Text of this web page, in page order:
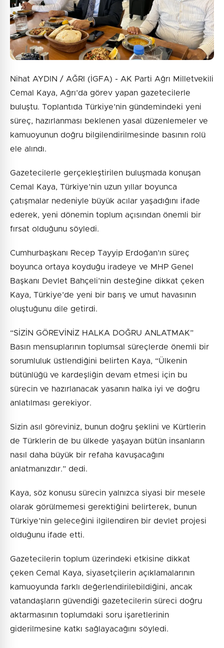
Nihat AYDIN / AĞRI (İGFA) - AK Parti Ağrı Milletvekili
Cemal Kaya, Ağrı’da görev yapan gazetecilerle
buluştu. Toplantıda Türkiye’nin gündemindeki yeni
süreç, hazırlanması beklenen yasal düzenlemeler ve
kamuoyunun doğru bilgilendirilmesinde basının rolü
ele alındı.
Gazetecilerle gerçekleştirilen buluşmada konuşan
Cemal Kaya, Türkiye’nin uzun yıllar boyunca
çatışmalar nedeniyle büyük acılar yaşadığını ifade
ederek, yeni dönemin toplum açısından önemli bir
fırsat olduğunu söyledi.
Cumhurbaşkanı Recep Tayyip Erdoğan’ın süreç
boyunca ortaya koyduğu iradeye ve MHP Genel
Başkanı Devlet Bahçeli’nin desteğine dikkat çeken
Kaya, Türkiye’de yeni bir barış ve umut havasının
oluştuğunu dile getirdi.
“SİZİN GÖREVİNİZ HALKA DOĞRU ANLATMAK”
Basın mensuplarının toplumsal süreçlerde önemli bir
sorumluluk üstlendiğini belirten Kaya, “Ülkenin
bütünlüğü ve kardeşliğin devam etmesi için bu
sürecin ve hazırlanacak yasanın halka iyi ve doğru
anlatılması gerekiyor.
Sizin asıl göreviniz, bunun doğru şeklini ve Kürtlerin
de Türklerin de bu ülkede yaşayan bütün insanların
nasıl daha büyük bir refaha kavuşacağını
anlatmanızdır.” dedi.
Kaya, söz konusu sürecin yalnızca siyasi bir mesele
olarak görülmemesi gerektiğini belirterek, bunun
Türkiye’nin geleceğini ilgilendiren bir devlet projesi
olduğunu ifade etti.
Gazetecilerin toplum üzerindeki etkisine dikkat
çeken Cemal Kaya, siyasetçilerin açıklamalarının
kamuoyunda farklı değerlendirilebildiğini, ancak
vatandaşların güvendiği gazetecilerin süreci doğru
aktarmasının toplumdaki soru işaretlerinin
giderilmesine katkı sağlayacağını söyledi.